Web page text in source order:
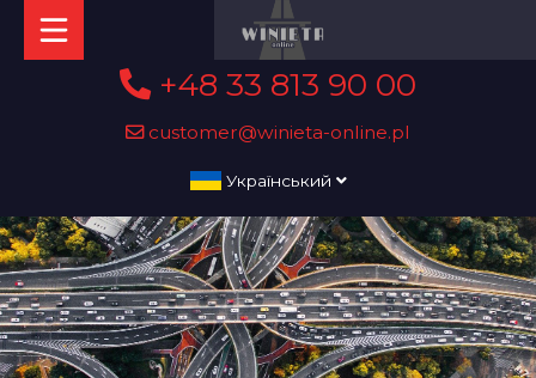
+48 33 813 90 00
customer@winieta-online.pl
Український